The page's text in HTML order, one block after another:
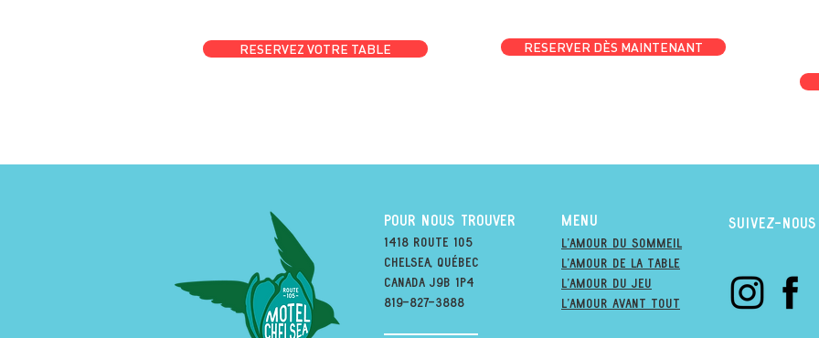
RESERVEZ VOTRE TABLE RESERVER DÈS MAINTENANT
POUR NOUS TROUVER
1418 Route 105
Chelsea, québec
canada j9B 1P4
819-827-3888
MENU
l'amour du soMmeil
l'amour de la table
l'amour du jeu
L'amour avant tout
suivez-nous